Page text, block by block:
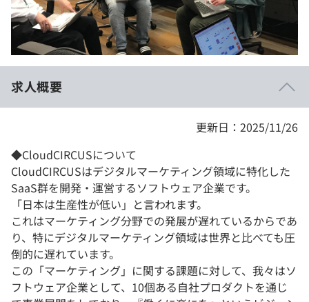
法人向けプラン
学校向けプラン
契約内容・クーポン
求人概要
更新日：2025/11/26
◆CloudCIRCUSについて
CloudCIRCUSはデジタルマーケティング領域に特化した
SaaS群を開発・運営するソフトウェア企業です。
「日本は生産性が低い」と言われます。
これはマーケティング分野での発展が遅れているからであ
り、特にデジタルマーケティング領域は世界と比べても圧
倒的に遅れています。
この「マーケティング」に関する課題に対して、我々はソ
フトウェア企業として、10個ある自社プロダクトを通じ